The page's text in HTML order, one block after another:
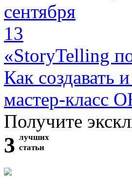
сентября
13
«StoryTelling
Как создавать
мастер-класс
Получите
3 лучших
статьи